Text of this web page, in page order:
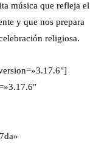
música que refleja el
y que nos prepara
religiosa.